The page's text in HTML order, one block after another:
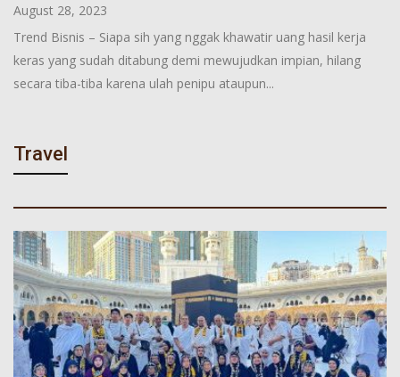
August 28, 2023
Trend Bisnis – Siapa sih yang nggak khawatir uang hasil kerja
keras yang sudah ditabung demi mewujudkan impian, hilang
secara tiba-tiba karena ulah penipu ataupun...
Travel